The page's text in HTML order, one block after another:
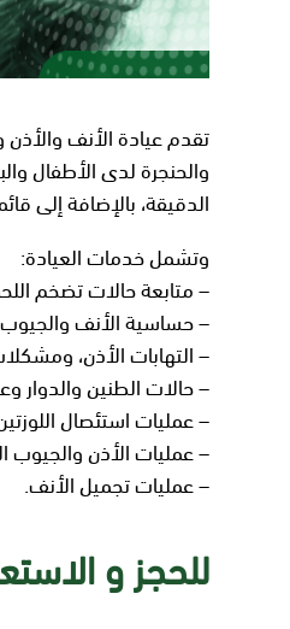
تقدم عيادة الأنف
والحنجرة لدى الأطفال
الدقيقة، بالإضافة إلى
وتشمل خدمات العيادة:
– متابعة حالات تضخم
– حساسية الأنف والجيوب
– التهابات الأذن،
– حالات الطنين والدوار
– عمليات استئصال
– عمليات الأذن والجيوب
– عمليات تجميل الأنف.
للحجز و